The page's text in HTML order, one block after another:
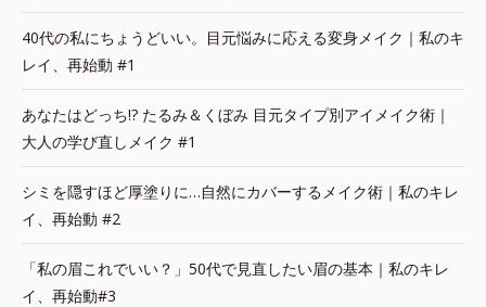
40代の私にちょうどいい。目元悩みに応える変身メイク｜私のキ
レイ、再始動 #1
あなたはどっち!? たるみ＆くぼみ 目元タイプ別アイメイク術｜
大人の学び直しメイク #1
シミを隠すほど厚塗りに…自然にカバーするメイク術｜私のキレ
イ、再始動 #2
「私の眉これでいい？」50代で見直したい眉の基本｜私のキレ
イ、再始動#3